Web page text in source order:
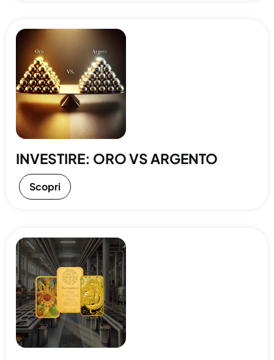
INVESTIRE: ORO VS ARGENTO
Scopri